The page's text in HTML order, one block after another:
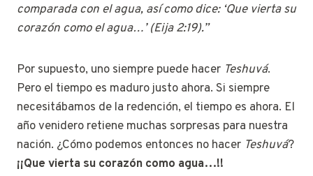
comparada con el agua, así como dice: ‘Que vierta su
corazón como el agua…’ (Eija 2:19).”
Por supuesto, uno siempre puede hacer Teshuvá.
Pero el tiempo es maduro justo ahora. Si siempre
necesitábamos de la redención, el tiempo es ahora. El
año venidero retiene muchas sorpresas para nuestra
nación. ¿Cómo podemos entonces no hacer Teshuvá?
¡¡Que vierta su corazón como agua…!!